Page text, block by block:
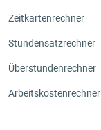
Zeitkartenrechner
Stundensatzrechner
Überstundenrechner
Arbeitskostenrechner